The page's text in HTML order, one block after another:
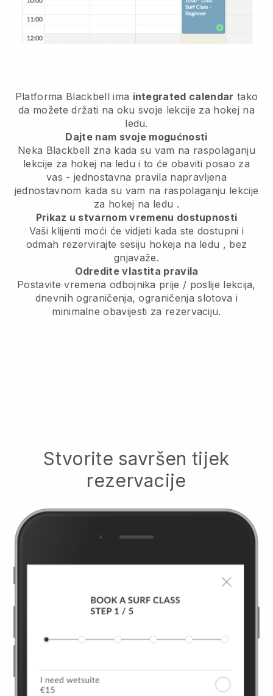
Platforma Blackbell ima integrated calendar tako
da možete držati na oku svoje lekcije za hokej na
ledu.
Dajte nam svoje mogućnosti
Neka Blackbell zna kada su vam na raspolaganju
lekcije za hokej na ledu i to će obaviti posao za
vas - jednostavna pravila napravljena
jednostavnom kada su vam na raspolaganju lekcije
za hokej na ledu .
Prikaz u stvarnom vremenu dostupnosti
Vaši klijenti moći će vidjeti kada ste dostupnii
odmah rezervirajte sesiju hokeja na ledu , bez
gnjavaže.
Odredite vlastita pravila
Postavite vremena odbojnika prije / poslije lekcija,
dnevnih ograničenja, ograničenja slotova i
minimalne obavijesti za rezervaciju.
Stvorite savršen tijek
rezervacije